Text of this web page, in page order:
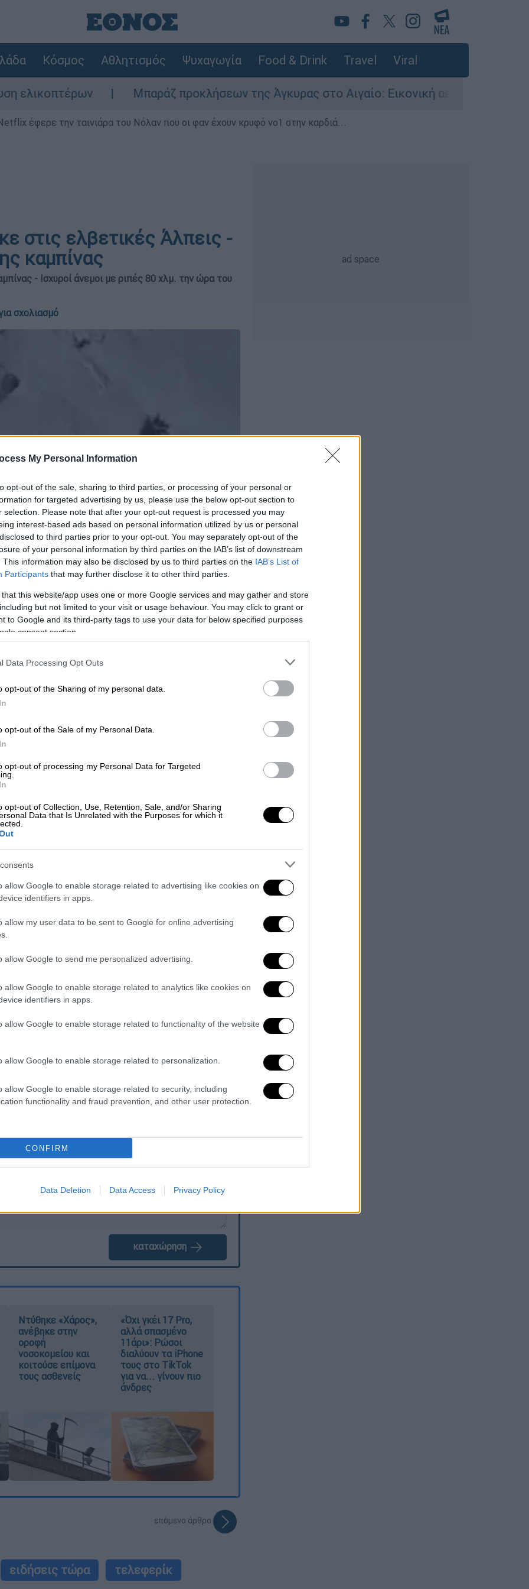
My Personal Information
opt-out of the sale, sharing to third parties, or processing of your personal or
for targeted advertising by us, please use the below opt-out section to
selection. Please note that after your opt-out request is processed you may
interest-based ads based on personal information utilized by us or personal
to third parties prior to your opt-out. You may separately opt-out of the
of your personal information by third parties on the IAB’s list of downstream
This information may also be disclosed by us to third parties on the IAB’s List of
Participants that may further disclose it to other third parties.
that this website/app uses one or more Google services and may gather and store
but not limited to your visit or usage behaviour. You may click to grant or
to Google and its third-party tags to use your data for below specified purposes
consent section.
Data Processing Opt Outs
opt-out of the Sharing of my personal data.
opt-out of the Sale of my Personal Data.
opt-out of processing my Personal Data for Targeted
opt-out of Collection, Use, Retention, Sale, and/or Sharing
Data that Is Unrelated with the Purposes for which it
allow Google to enable storage related to advertising like cookies on
identifiers in apps.
allow my user data to be sent to Google for online advertising
allow Google to send me personalized advertising.
allow Google to enable storage related to analytics like cookies on
identifiers in apps.
allow Google to enable storage related to functionality of the website
allow Google to enable storage related to personalization.
allow Google to enable storage related to security, including
functionality and fraud prevention, and other user protection.
CONFIRM
Data Deletion Data Access Privacy Policy
Κόσμος Αθλητισμός Ψυχαγωγία Food & Drink Travel Viral
Μπαράζ προκλήσεων της Άγκυρας στο Αιγαίο: Εικονική αερομαχία ανάμεσα σε
έφερε την ταινιάρα του Νόλαν που οι φαν έχουν κρυφό νο1 στην καρδιά...
στις ελβετικές Άλπεις -
καμπίνας
- Ισχυροί άνεμοι με ριπές 80 χλμ. την ώρα του
σχολιασμό
ζωή της στοχιονοδρομικό κέντρο
,
από το καλώδιο, πιθανότατα
στην περιοχή
σε στρατιωτική εγκατάσταση
τελικά ακινητοποιηθεί. Στην
ασθενοφόρα και αστυνομικές
το σημείο και βρήκαν στο εσωτερικό της
τραυματιστεί θανάσιμα.
crashed and tumbled down a
woman inside.
18, 2026
ΕΘΝΟΣ θα παρεμβαίνει και τα προσβλητικά σχόλια θα
καταχώρηση
Ντύθηκε «Χάρος»,
ανέβηκε στην
οροφή
νοσοκομείου και
κοιτούσε επίμονα
τους ασθενείς
«Όχι γκέι 17 Pro,
αλλά σπασμένο
11άρι»: Ρώσοι
διαλύουν τα iPhone
τους στο TikTok
για να... γίνουν πιο
άνδρες
επόμενο άρθρο
ειδήσεις τώρα τελεφερίκ